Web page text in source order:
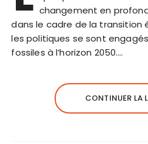
changement en
dans le cadre de la transition
les politiques se sont
fossiles à l’horizon 2050….
CONTINUER LA